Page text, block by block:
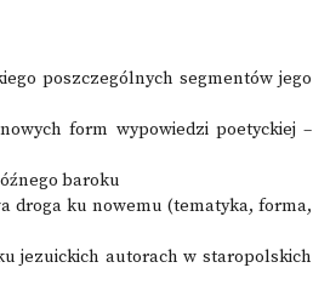
poszczególnych segmentów jego
form wypowiedzi poetyckiej –
baroku
droga ku nowemu (tematyka, forma,
jezuickich autorach w staropolskich